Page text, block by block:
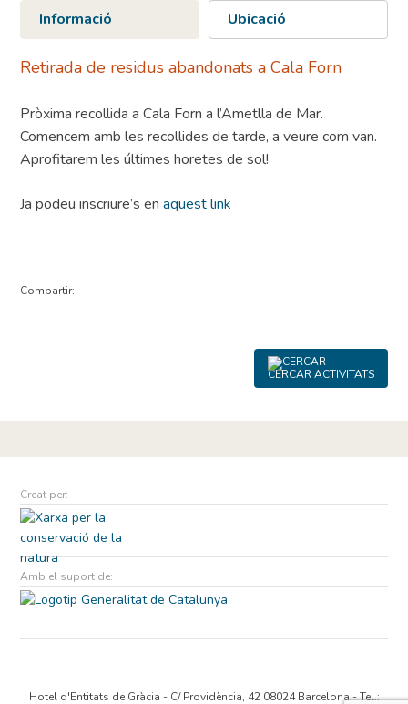
Informació Ubicació
Retirada de residus abandonats a Cala Forn
Pròxima recollida a Cala Forn a l’Ametlla de Mar.
Comencem amb les recollides de tarde, a veure com van.
Aprofitarem les últimes horetes de sol!
Ja podeu inscriure’s enaquest link
Compartir:
CERCAR ACTIVITATS
Creat per:
Amb el suport de:
Hotel d'Entitats de Gràcia - C/ Providència, 42 08024 Barcelona - Tel.: